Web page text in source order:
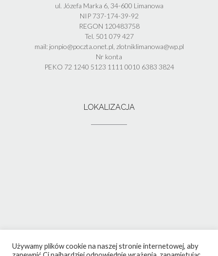
ul. Józefa Marka 6, 34-600 Limanowa
NIP 737-174-39-92
REGON 120483758
Tel. 501 079 427
mail: jonpio@poczta.onet.pl, zlotniklimanowa@wp.pl
Nr konta
PEKO 72 1240 5123 1111 0010 6383 3824
LOKALIZACJA
Używamy plików cookie na naszej stronie internetowej, aby